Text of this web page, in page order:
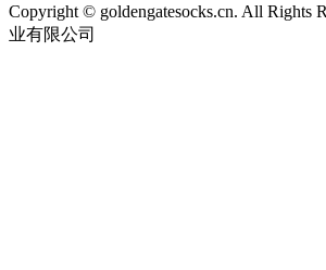
Copyright © goldengatesocks.cn. All Rights
业有限公司